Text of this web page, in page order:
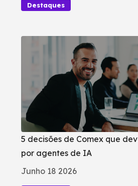
Destaques
5 decisões de Comex que
por agentes de IA
Junho 18 2026